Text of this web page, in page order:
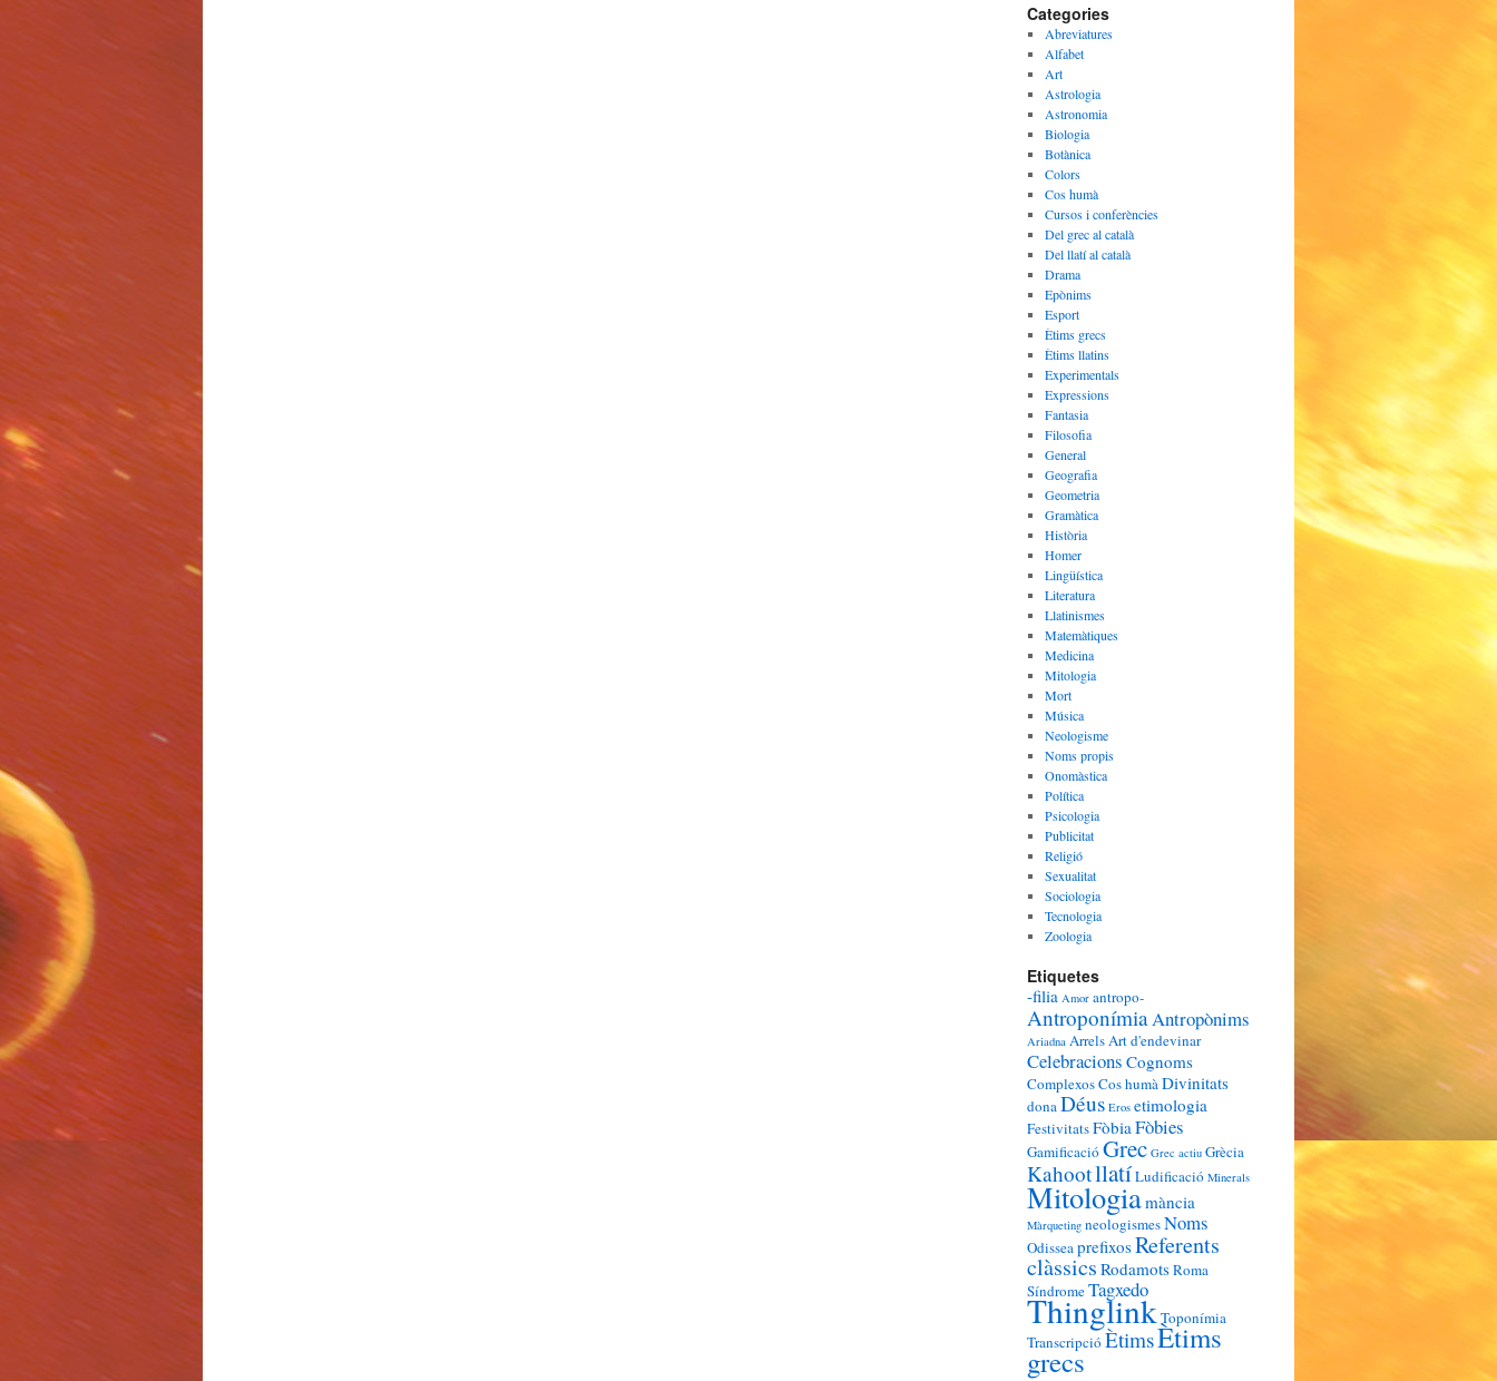
Categories
Abreviatures
Alfabet
Art
Astrologia
Astronomia
Biologia
Botànica
Colors
Cos humà
Cursos i conferències
Del grec al català
Del llatí al català
Drama
Epònims
Esport
Ètims grecs
Ètims llatins
Experimentals
Expressions
Fantasia
Filosofia
General
Geografia
Geometria
Gramàtica
Història
Homer
Lingüística
Literatura
Llatinismes
Matemàtiques
Medicina
Mitologia
Mort
Música
Neologisme
Noms propis
Onomàstica
Política
Psicologia
Publicitat
Religió
Sexualitat
Sociologia
Tecnologia
Zoologia
Etiquetes
-filia Amor antropo-
AntroponímiaAntropònims
Ariadna Arrels Art d'endevinar
Celebracions Cognoms
ComplexosCos humà Divinitats
dona Déus Eros etimologia
FestivitatsFòbia Fòbies
Gamificació Grec Grec actiu Grècia
KahootllatíLudificació Minerals
Mitologiamància
Màrqueting neologismesNoms
Odissea prefixosReferents
clàssics RodamotsRoma
SíndromeTagxedo
Thinglink Toponímia
Transcripció ÈtimsÈtims
grecs